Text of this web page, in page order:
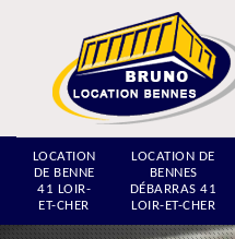
LOCATION
DE BENNE
41 LOIR-
ET-CHER
LOCATION DE
BENNES
DÉBARRAS 41
LOIR-ET-CHER